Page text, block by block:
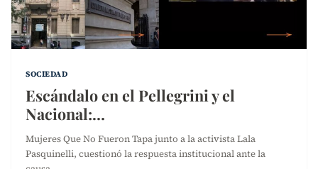
SOCIEDAD
Escándalo en el Pellegrini y el
Nacional:…
Mujeres Que No Fueron Tapa junto a la activista Lala
Pasquinelli, cuestionó la respuesta institucional ante la